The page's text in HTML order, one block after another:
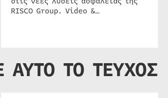
RISCO Group. Video &…
ΑΥΤΟ ΤΟ ΤΕΥΧΟΣ